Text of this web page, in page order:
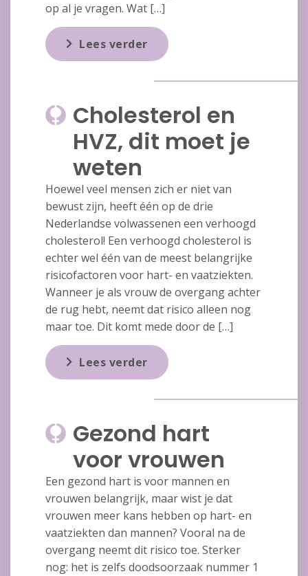
op al je vragen. Wat […]
Lees verder
Cholesterol en
HVZ, dit moet je
weten
Hoewel veel mensen zich er niet van
bewust zijn, heeft één op de drie
Nederlandse volwassenen een verhoogd
cholesterol! Een verhoogd cholesterol is
echter wel één van de meest belangrijke
risicofactoren voor hart- en vaatziekten.
Wanneer je als vrouw de overgang achter
de rug hebt, neemt dat risico alleen nog
maar toe. Dit komt mede door de […]
Lees verder
Gezond hart
voor vrouwen
Een gezond hart is voor mannen en
vrouwen belangrijk, maar wist je dat
vrouwen meer kans hebben op hart- en
vaatziekten dan mannen? Vooral na de
overgang neemt dit risico toe. Sterker
nog: het is zelfs doodsoorzaak nummer 1